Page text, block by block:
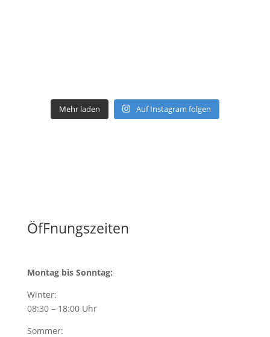
Mehr laden Auf Instagram folgen
ÖfFnungszeiten
Montag bis Sonntag:
Winter:
08:30 – 18:00 Uhr
Sommer: